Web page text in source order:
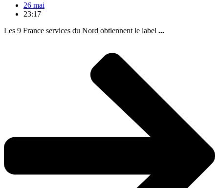
26 mai
23:17
Les 9 France services du Nord obtiennent le label ...